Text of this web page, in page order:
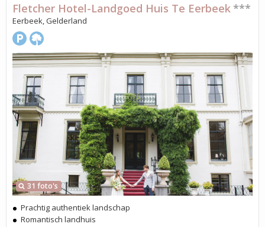
31 foto's
Fletcher Hotel-Landgoed Huis Te Eerbeek ***
Eerbeek, Gelderland
Prachtig authentiek landschap
Romantisch landhuis